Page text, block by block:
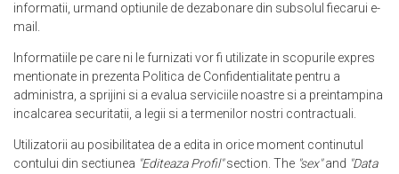
informatii, urmand optiunile de dezabonare din subsolul fiecarui e-
mail.
Informatiile pe care ni le furnizati vor fi utilizate in scopurile expres
mentionate in prezenta Politica de Confidentialitate pentru a
administra, a sprijini si a evalua serviciile noastre si a preintampina
incalcarea securitatii, a legii si a termenilor nostri contractuali.
Utilizatorii au posibilitatea de a edita in orice moment continutul
contului din sectiunea "Editeaza Profil"section. The "sex"and "Data